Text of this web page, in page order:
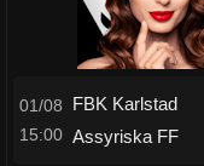
01/08
15:00
FBK Karlstad
Assyriska FF